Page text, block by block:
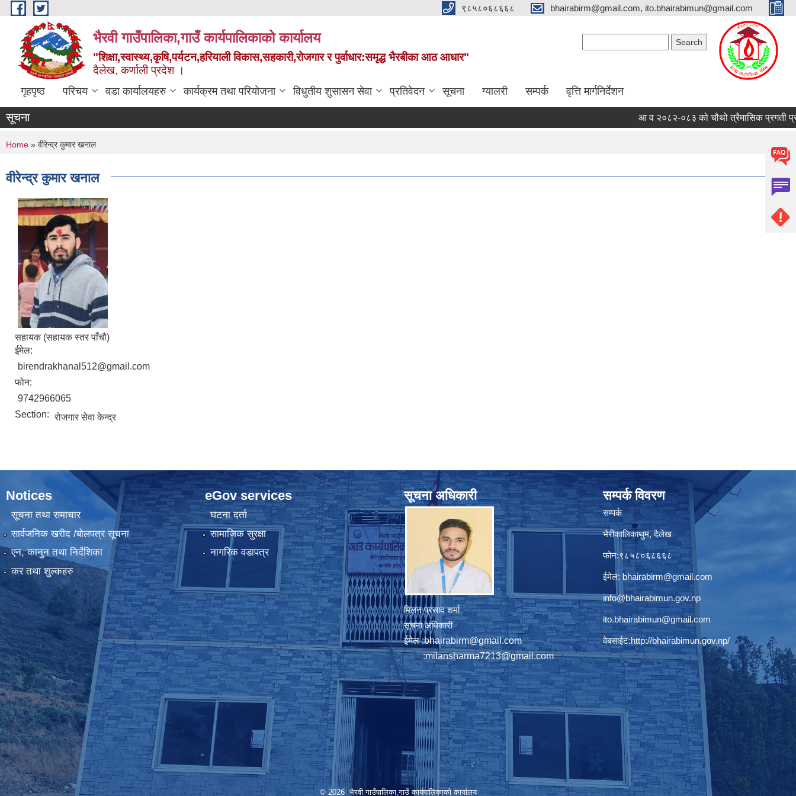
Skip to main content ९८५८०६८६६८ bhairabirm@gmail.com, ito.bhairabimun@gmail.com
भैरवी गाउँपालिका,गाउँ कार्यपालिकाको कार्यालय
"शिक्षा,स्वास्थ्य,कृषि,पर्यटन,हरियाली विकास,सहकारी,रोजगार र पुर्वाधार:समृद्ध भैरबीका आठ आधार"
दैलेख, कर्णाली प्रदेश ।
गृहपृष्ठ परिचय वडा कार्यालयहरु कार्यक्रम तथा परियोजना विधुतीय शुसासन सेवा प्रतिवेदन सूचना ग्यालरी सम्पर्क वृत्ति मार्गनिर्देशन
सूचना आ व २०८२-०८३ को चौथो त्रैमासिक प्रगती
You are here
Home » वीरेन्द्र कुमार खनाल
वीरेन्द्र कुमार खनाल
सहायक (सहायक स्तर पाँचौ)
ईमेल:
birendrakhanal512@gmail.com
फोन:
9742966065
Section: रोजगार सेवा केन्द्र
Notices
सूचना तथा समाचार
सार्वजनिक खरीद /बोलपत्र सूचना
एन, कानुन तथा निर्देशिका
कर तथा शुल्कहरु
eGov services
घटना दर्ता
सामाजिक सुरक्षा
नागरिक वडापत्र
सूचना अधिकारी
मिलन प्रसाद शर्मा
सूचना अधिकारी
ईमेल :bhairabirm@gmail.com
:milansharma7213@gmail.com
सम्पर्क विवरण
सम्पर्क
भैरीकालिकाथुम, दैलेख
फोन:९८५८०६८६६८
ईमेल: bhairabirm@gmail.com
info@bhairabimun.gov.np
ito.bhairabimun@gmail.com
वेबसाईट:http://bhairabimun.gov.np/
© 2026 भैरवी गाउँपालिका,गाउँ कार्यपालिकाको कार्यालय